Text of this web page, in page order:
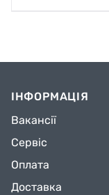
ІНФОРМАЦІЯ
Вакансії
Сервіс
Оплата
Доставка